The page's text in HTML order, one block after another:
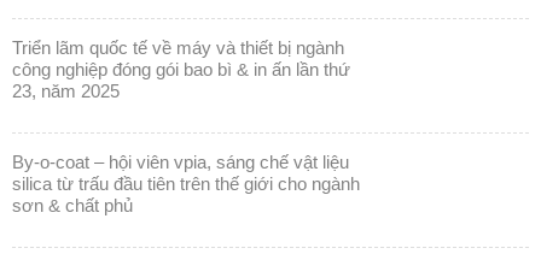
triển lãm quốc tế về máy và thiết bị ngành
công nghiệp đóng gói bao bì & in ấn lần thứ
23, năm 2025
by-o-coat – hội viên vpia, sáng chế vật liệu
silica từ trấu đầu tiên trên thế giới cho ngành
sơn & chất phủ